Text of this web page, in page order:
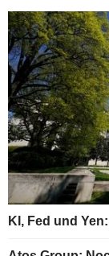
KI, Fed und